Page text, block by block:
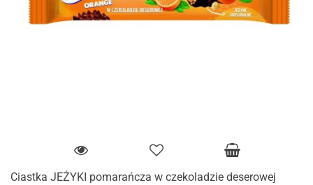
Ciastka JEŻYKI pomarańcza w czekoladzie deserowej